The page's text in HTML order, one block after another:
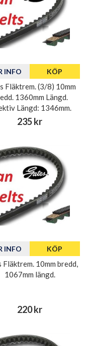
INFO KÖP
Fläktrem. (3/8) 10mm
1360mm Längd.
Längd: 1346mm.
235 kr
INFO KÖP
Fläktrem. 10mm bredd,
1067mm längd.
220 kr